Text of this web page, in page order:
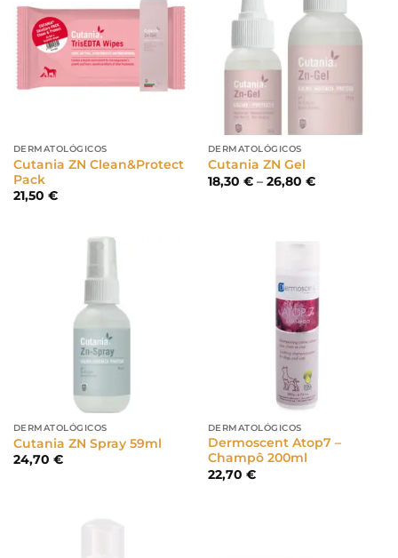
DERMATOLÓGICOS
Cutania ZN Clean&Protect
Pack
21,50 €
DERMATOLÓGICOS
Cutania ZN Gel
18,30 € – 26,80 €Price
DERMATOLÓGICOS
Cutania ZN Spray 59ml
24,70 €
DERMATOLÓGICOS
Dermoscent Atop7 –
Champô 200ml
22,70 €